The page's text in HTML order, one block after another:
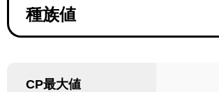
種族値
CP最大値